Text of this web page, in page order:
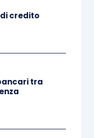
e 5.4.2017;
28.6.2017;
C. Vetere
credito
tra